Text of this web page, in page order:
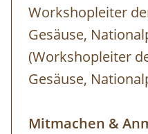
Workshopleiter
Gesäuse,
(Workshopleiter
Gesäuse,
Mitmachen &